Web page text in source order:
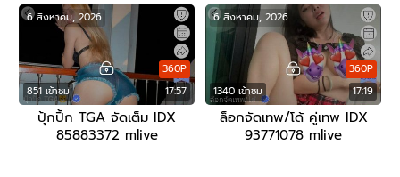
851 เข้าชม 17:57
360P
6 สิงหาคม, 2026
ปุ้กปิ้ก TGA จัดเต็ม IDX
85883372 mlive
1340 เข้าชม 17:19
360P
6 สิงหาคม, 2026
ล็อกจัดเทพ/โด้ คู่เทพ IDX
93771078 mlive